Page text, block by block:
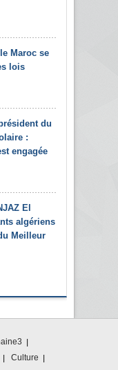
Maroc se
lois
du
:
engagée
El
algériens
Meilleur
Culture